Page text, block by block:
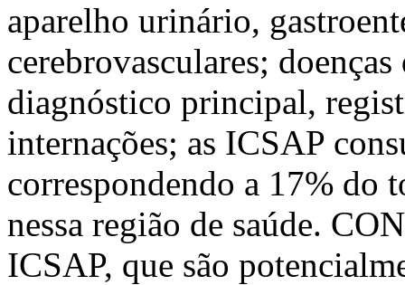
aparelho urinário,
cerebrovasculares;
diagnóstico principal,
internações; as ICSAP
correspondendo a 17% do
nessa região de saúde.
ICSAP, que são